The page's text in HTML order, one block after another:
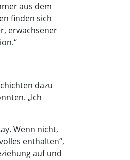
aus dem
finden sich
erwachsener
dazu
„Ich
Wenn nicht,
enthalten“,
auf und